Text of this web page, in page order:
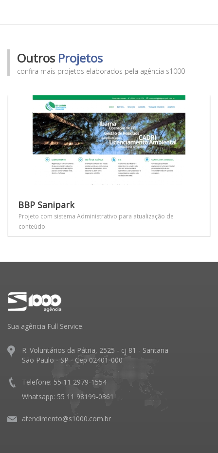
Outros Projetos
confira mais projetos elaborados pela agência s1000
BBP Sanipark
Projeto com sistema Administrativo para atualização de
conteúdo.
Sua agência Full Service.
R. Voluntários da Pátria, 2525 - cj 81 - Santana
São Paulo - SP - Cep 02401-000
Telefone: 55 11 2979-1554
Whatsapp: 55 11 98199-0361
atendimento@s1000.com.br